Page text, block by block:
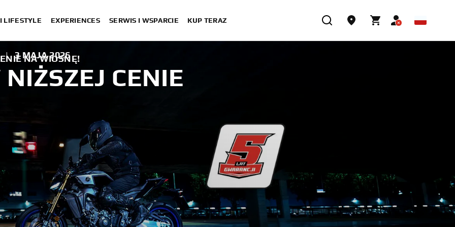
LIFESTYLE EXPERIENCES SERWIS I WSPARCIE KUP TERAZ
NA WIOSNĘ!
| 3 MAJA 2026
CENIE